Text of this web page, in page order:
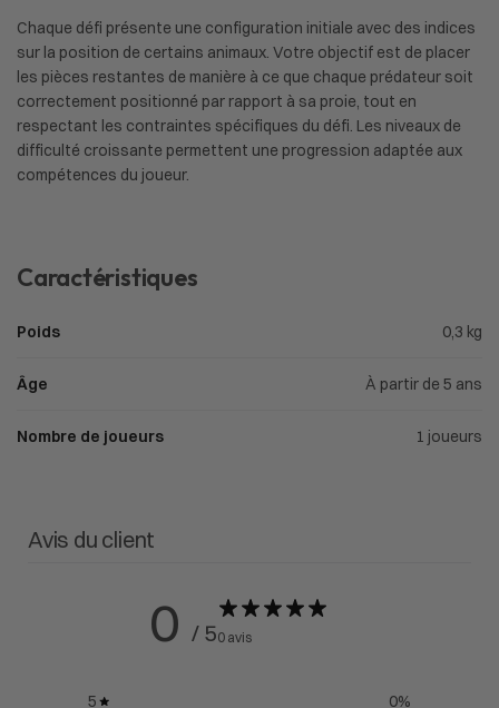
Chaque défi présente une configuration initiale avec des indices
sur la position de certains animaux. Votre objectif est de placer
les pièces restantes de manière à ce que chaque prédateur soit
correctement positionné par rapport à sa proie, tout en
respectant les contraintes spécifiques du défi. Les niveaux de
difficulté croissante permettent une progression adaptée aux
compétences du joueur.
Caractéristiques
Poids 0,3 kg
Âge À partir de 5 ans
Nombre de joueurs 1 joueurs
Avis du client
0 / 50 avis
5 0%